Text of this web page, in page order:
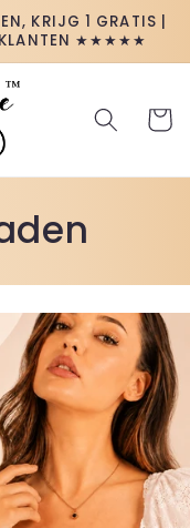
KRIJG 1 GRATIS |
KLANTEN ★★★★★